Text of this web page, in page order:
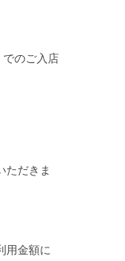
のご入店
ただきま
用金額に